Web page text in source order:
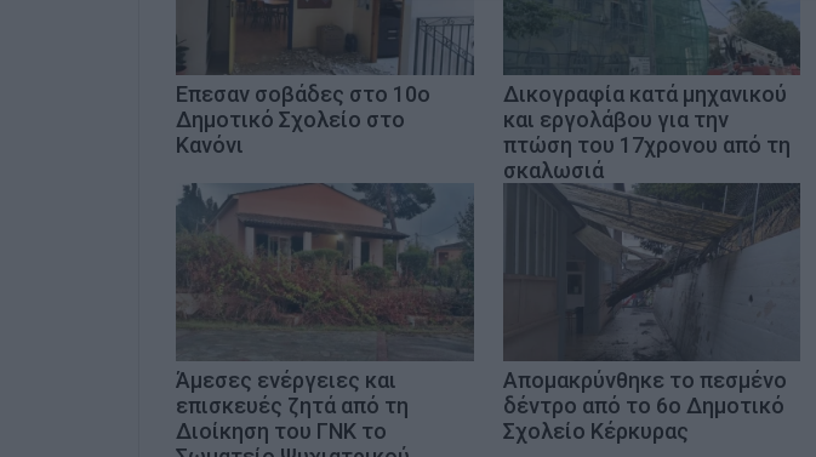
Επεσαν σοβάδες στο 10ο
Δημοτικό Σχολείο στο
Κανόνι
Δικογραφία κατά μηχανικού
και εργολάβου για την
πτώση του 17χρονου από τη
σκαλωσιά
Άμεσες ενέργειες και
επισκευές ζητά από τη
Διοίκηση του ΓΝΚ το
Απομακρύνθηκε το πεσμένο
δέντρο από το 6ο Δημοτικό
Σχολείο Κέρκυρας